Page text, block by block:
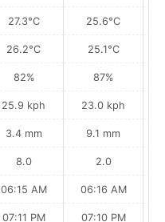
27.3°C
26.2°C
82%
25.9 kph
3.4 mm
8.0
06:15 AM
07:11 PM
25.6°C
25.1°C
87%
23.0 kph
9.1 mm
2.0
06:16 AM
07:10 PM